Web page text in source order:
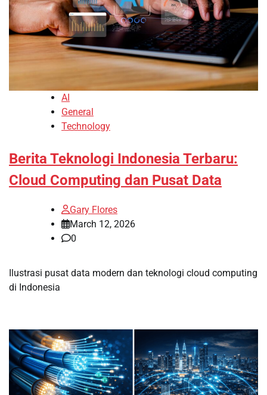
AI
General
Technology
Berita Teknologi Indonesia Terbaru:
Cloud Computing dan Pusat Data
Gary Flores
March 12, 2026
0
Ilustrasi pusat data modern dan teknologi cloud computing
di Indonesia